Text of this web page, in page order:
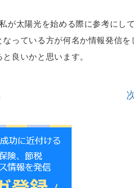
が太陽光を始める際に参考にして
っている方が何名か情報発信を
良いかと思います。